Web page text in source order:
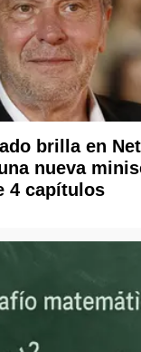
brilla en
nueva
4 capítulos